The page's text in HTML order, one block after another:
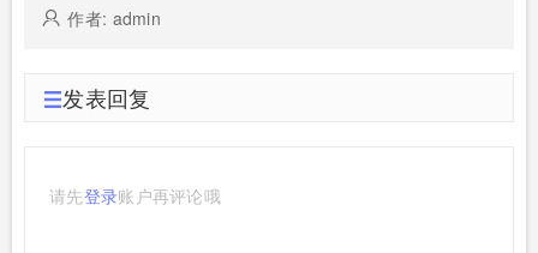
作者: admin
发表回复
请先登录账户再评论哦